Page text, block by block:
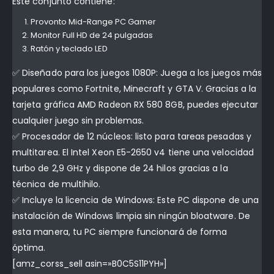
Provonto Mid-Range PC Gamer
Monitor Full HD de 24 pulgadas
Ratón y teclado LED
✅ Diseñado para los juegos 1080P: Juega a los juegos más
populares como Fortnite, Minecraft y GTA V. Gracias a la
tarjeta gráfica AMD Radeon RX 580 8GB, puedes ejecutar
cualquier juego sin problemas.
✅ Procesador de 12 núcleos: listo para tareas pesadas y
multitarea. El Intel Xeon E5-2650 v4 tiene una velocidad
turbo de 2,9 GHz y dispone de 24 hilos gracias a la
técnica de multihilo.
✅ Incluye la licencia de Windows: Este PC dispone de una
instalación de Windows limpia sin ningún bloatware. De
esta manera, tu PC siempre funcionará de forma
óptima.
[amz_corss_sell asin=»B0C5S11PYH»]